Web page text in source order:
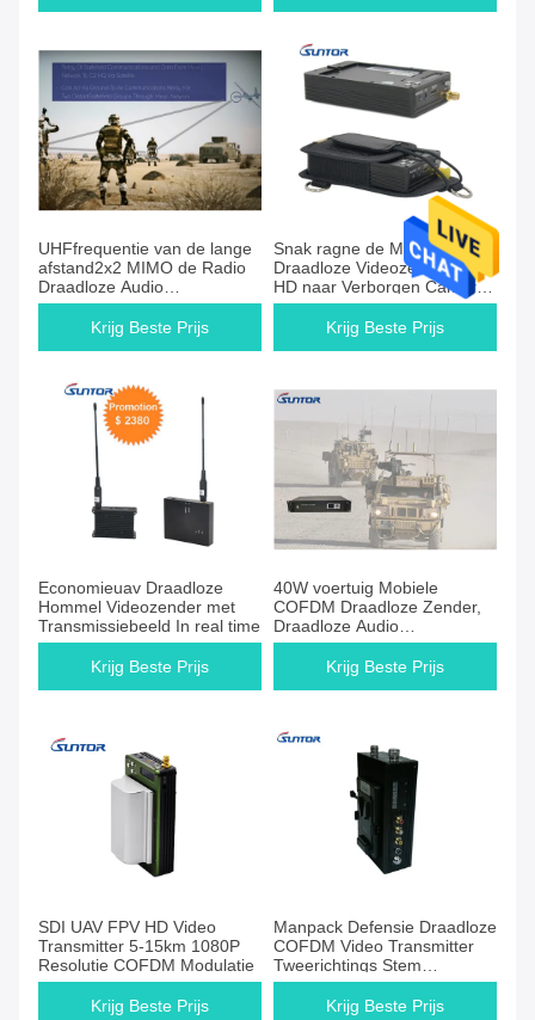
UHFfrequentie van de lange
afstand2x2 MIMO de Radio
Draadloze Audio
Videozender voor
Onbemande Systemen
Krijg Beste Prijs
Snak ragne de Mini
Draadloze Videozender van
HD naar Verborgen Camera
Controle
Krijg Beste Prijs
Economieuav Draadloze
Hommel Videozender met
Transmissiebeeld In real time
Krijg Beste Prijs
40W voertuig Mobiele
COFDM Draadloze Zender,
Draadloze Audio
Videozenderontvanger
Krijg Beste Prijs
SDI UAV FPV HD Video
Transmitter 5-15km 1080P
Resolutie COFDM Modulatie
Krijg Beste Prijs
Manpack Defensie Draadloze
COFDM Video Transmitter
Tweerichtings Stem
Communicatie
Krijg Beste Prijs